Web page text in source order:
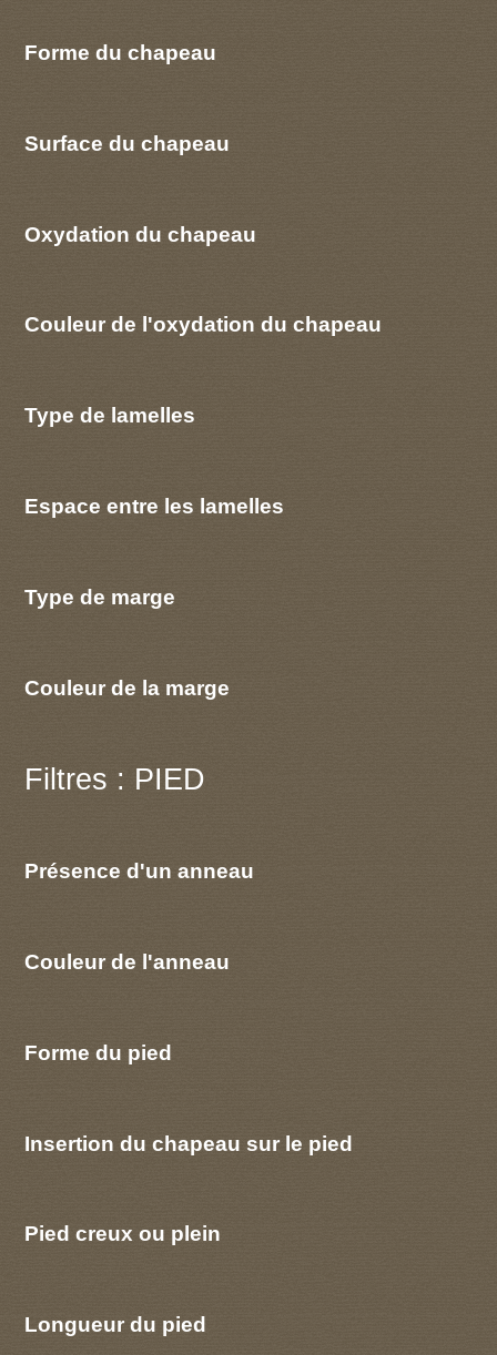
Forme du chapeau
Surface du chapeau
Oxydation du chapeau
Couleur de l'oxydation du chapeau
Type de lamelles
Espace entre les lamelles
Type de marge
Couleur de la marge
Filtres : PIED
Présence d'un anneau
Couleur de l'anneau
Forme du pied
Insertion du chapeau sur le pied
Pied creux ou plein
Longueur du pied